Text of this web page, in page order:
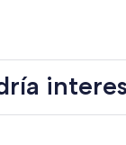
West Palm